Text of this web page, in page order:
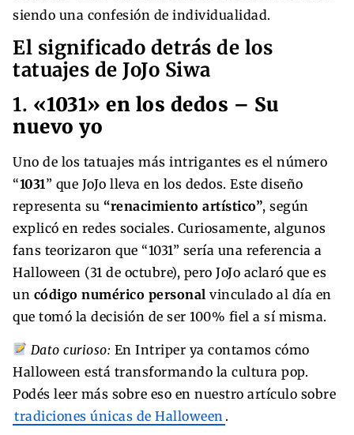
siendo una confesión de individualidad.
El significado detrás de los
tatuajes de JoJo Siwa
1. «1031» en los dedos – Su
nuevo yo
Uno de los tatuajes más intrigantes es el número
“1031” que JoJo lleva en los dedos. Este diseño
representa su “renacimiento artístico”, según
explicó en redes sociales. Curiosamente, algunos
fans teorizaron que “1031” sería una referencia a
Halloween (31 de octubre), pero JoJo aclaró que es
un código numérico personal vinculado al día en
que tomó la decisión de ser 100% fiel a sí misma.
Dato curioso: En Intriper ya contamos cómo
Halloween está transformando la cultura pop.
Podés leer más sobre eso en nuestro artículo sobre
tradiciones únicas de Halloween .